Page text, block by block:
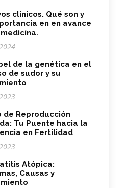
clínicos. Qué son y
en en avance
de la genética en el
de sudor y su
de Reproducción
Tu Puente hacia la
en Fertilidad
Atópica:
Causas y